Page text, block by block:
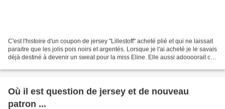
C'est l'histoire d'un coupon de jersey "Lillestoff" acheté plié et qui ne laissait
paraitre que les jolis pois noirs et argentés. Lorsque je l'ai acheté je le savais
déjà destiné à devenir un sweat pour la miss Eline. Elle aussi adoooorait ces
Où il est question de jersey et de nouveau
patron ...